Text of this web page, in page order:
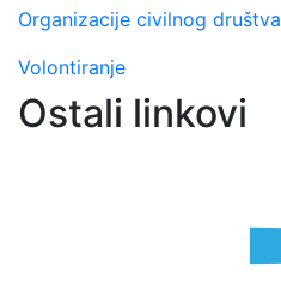
Organizacije civilnog društva
Volontiranje
Ostali linkovi